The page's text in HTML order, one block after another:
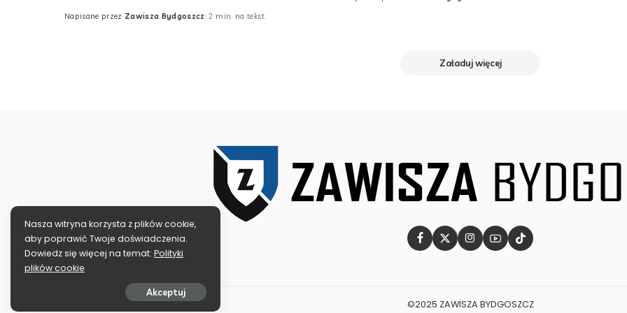
Posted
Napisane przez Zawisza Bydgoszcz 2 min. na tekst
Posted
Załaduj więcej
©2025 ZAWISZA BYDGOSZCZ
Nasza witryna korzysta z plików cookie,
aby poprawić Twoje doświadczenia.
Dowiedz się więcej na temat: Polityki
plików cookie
Akceptuj